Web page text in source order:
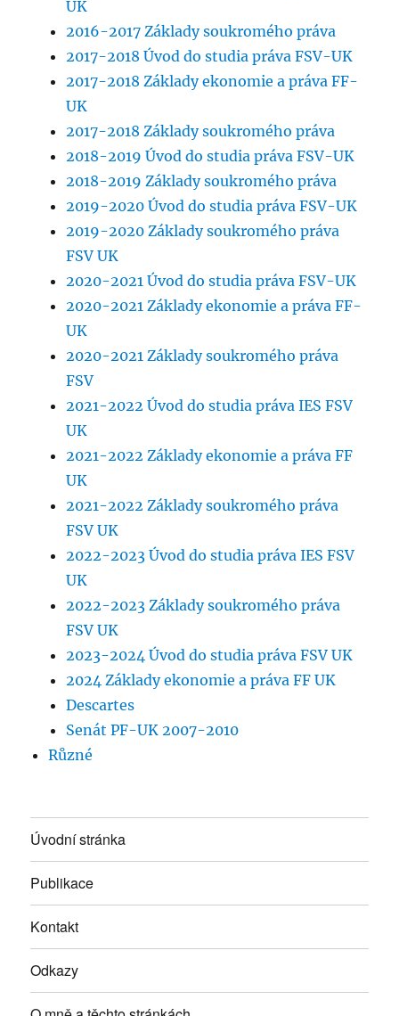
UK
2016-2017 Základy soukromého práva
2017-2018 Úvod do studia práva FSV-UK
2017-2018 Základy ekonomie a práva FF-
UK
2017-2018 Základy soukromého práva
2018-2019 Úvod do studia práva FSV-UK
2018-2019 Základy soukromého práva
2019-2020 Úvod do studia práva FSV-UK
2019-2020 Základy soukromého práva
FSV UK
2020-2021 Úvod do studia práva FSV-UK
2020-2021 Základy ekonomie a práva FF-
UK
2020-2021 Základy soukromého práva
FSV
2021-2022 Úvod do studia práva IES FSV
UK
2021-2022 Základy ekonomie a práva FF
UK
2021-2022 Základy soukromého práva
FSV UK
2022-2023 Úvod do studia práva IES FSV
UK
2022-2023 Základy soukromého práva
FSV UK
2023-2024 Úvod do studia práva FSV UK
2024 Základy ekonomie a práva FF UK
Descartes
Senát PF-UK 2007-2010
Různé
Úvodní stránka
Publikace
Kontakt
Odkazy